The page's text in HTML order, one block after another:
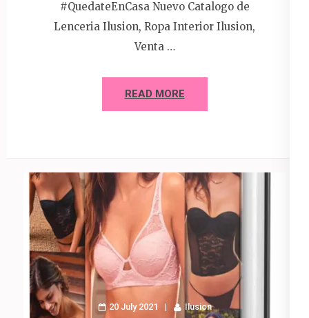
#QuedateEnCasa Nuevo Catalogo de
Lenceria Ilusion, Ropa Interior Ilusion,
Venta …
READ MORE
20 July 2021 Ilusion